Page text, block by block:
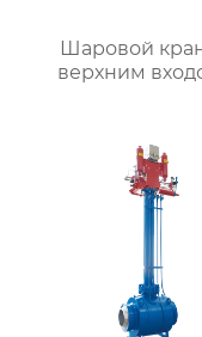
Шаровой
верхним